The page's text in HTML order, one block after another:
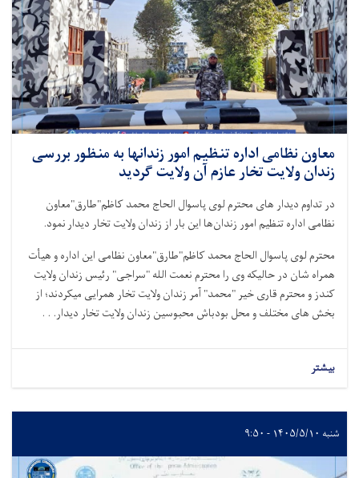
معاون نظامی اداره تنظیم امور زندانها به منظور بررسی
زندان ولایت تخار عازم آن ولایت گردید
در تداوم دیدار های محترم لوی پاسوال الحاج محمد کاظم"طارق"معاون
نظامی اداره تنظیم امور زندان‌ها این بار از زندان‌ ولایت تخار دیدار نمود.
محترم لوی پاسوال الحاج محمد کاظم"طارق"معاون نظامی این اداره و هیأت
همراه شان درحالیکه وی را محترمنعمت الله "سراجی" رئیس زندانولایت
کندزومحترمقاری خیر "محمد" آمرزندان ولایت تخارهمرایی میکردند؛ از
بخش های مختلف و محل بودباش محبوسین زندان ولایت تخار دیدار. . .
بیشتر
شنبه ۱۴۰۵/۵/۱۰ - ۹:۵۰